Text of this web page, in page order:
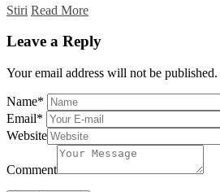
Stiri Read More
Leave a Reply
Your email address will not be published.
Name*
Email*
Website
Comment